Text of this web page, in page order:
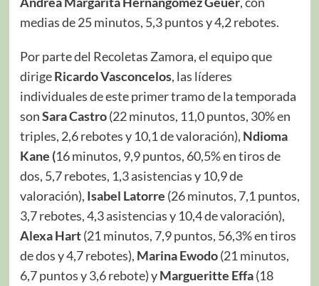
medias de 25 minutos, 5,3 puntos y 4,2 rebotes.
Por parte del Recoletas Zamora, el equipo que
dirigeRicardo Vasconcelos, las líderes
individuales de este primer tramo de la temporada
sonSara Castro(22 minutos, 11,0 puntos, 30% en
triples, 2,6 rebotes y 10,1 de valoración), Ndioma
Kane (16 minutos, 9,9 puntos, 60,5% en tiros de
dos, 5,7 rebotes, 1,3 asistencias y 10,9 de
valoración), Isabel Latorre (26 minutos, 7,1 puntos,
3,7 rebotes, 4,3 asistencias y 10,4 de valoración),
Alexa Hart(21 minutos, 7,9 puntos, 56,3% en tiros
de dos y 4,7 rebotes), Marina Ewodo(21 minutos,
6,7 puntos y 3,6 rebote) yMargueritte Effa(18